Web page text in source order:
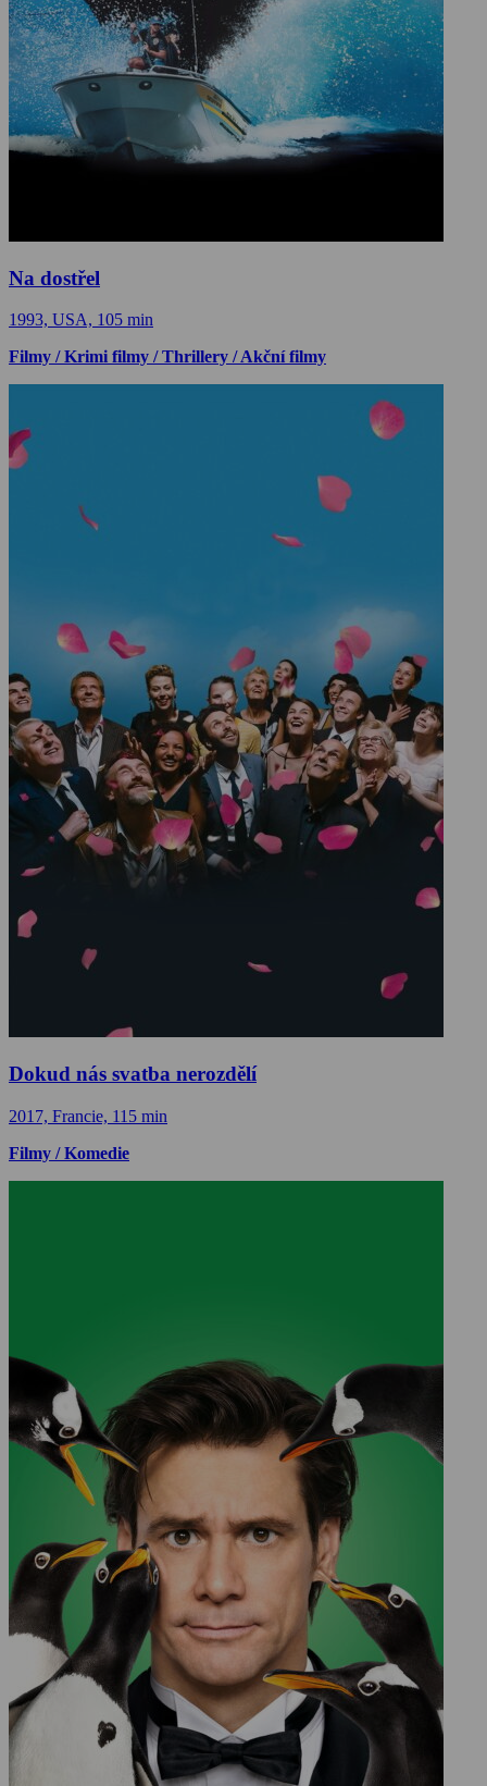
Na dostřel
1993, USA, 105 min
Filmy / Krimi filmy / Thrillery / Akční filmy
Dokud nás svatba nerozdělí
2017, Francie, 115 min
Filmy / Komedie